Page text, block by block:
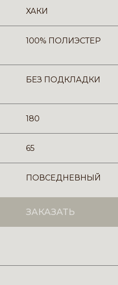
ХАКИ
100% ПОЛИЭСТЕР
БЕЗ ПОДКЛАДКИ
180
65
ПОВСЕДНЕВНЫЙ
ЗАКАЗАТЬ